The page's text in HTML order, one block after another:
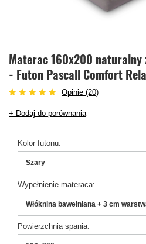
Materac 160x200
- Futon Pascall Comfort
Opinie (20)
+ Dodaj do porównania
Kolor futonu
Szary
Wypełnienie materaca
Włóknina bawełniana + 3 cm
Powierzchnia spania